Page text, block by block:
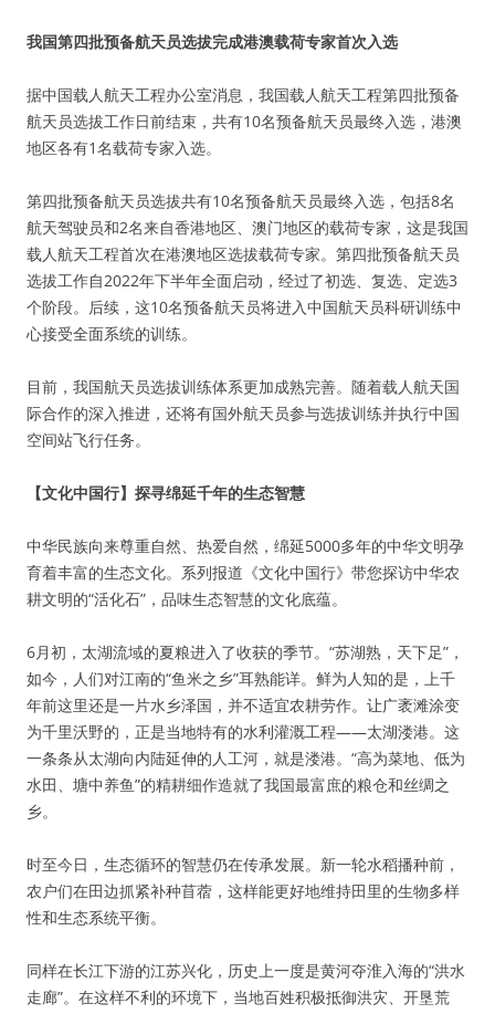
我国第四批预备航天员选拔完成港澳载荷专家首次入选
据中国载人航天工程办公室消息，我国载人航天工程第四批预备
航天员选拔工作日前结束，共有10名预备航天员最终入选，港澳
地区各有1名载荷专家入选。
第四批预备航天员选拔共有10名预备航天员最终入选，包括8名
航天驾驶员和2名来自香港地区、澳门地区的载荷专家，这是我国
载人航天工程首次在港澳地区选拔载荷专家。第四批预备航天员
选拔工作自2022年下半年全面启动，经过了初选、复选、定选3
个阶段。后续，这10名预备航天员将进入中国航天员科研训练中
心接受全面系统的训练。
目前，我国航天员选拔训练体系更加成熟完善。随着载人航天国
际合作的深入推进，还将有国外航天员参与选拔训练并执行中国
空间站飞行任务。
【文化中国行】探寻绵延千年的生态智慧
中华民族向来尊重自然、热爱自然，绵延5000多年的中华文明孕
育着丰富的生态文化。系列报道《文化中国行》带您探访中华农
耕文明的“活化石”，品味生态智慧的文化底蕴。
6月初，太湖流域的夏粮进入了收获的季节。“苏湖熟，天下足”，
如今，人们对江南的“鱼米之乡”耳熟能详。鲜为人知的是，上千
年前这里还是一片水乡泽国，并不适宜农耕劳作。让广袤滩涂变
为千里沃野的，正是当地特有的水利灌溉工程——太湖溇港。这
一条条从太湖向内陆延伸的人工河，就是溇港。“高为菜地、低为
水田、塘中养鱼”的精耕细作造就了我国最富庶的粮仓和丝绸之
乡。
时至今日，生态循环的智慧仍在传承发展。新一轮水稻播种前，
农户们在田边抓紧补种苜蓿，这样能更好地维持田里的生物多样
性和生态系统平衡。
同样在长江下游的江苏兴化，历史上一度是黄河夺淮入海的“洪水
走廊”。在这样不利的环境下，当地百姓积极抵御洪灾、开垦荒